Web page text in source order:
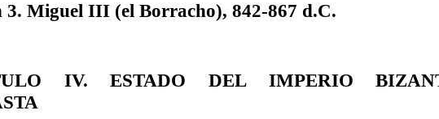
3. Miguel III (el Borracho), 842-867 d.C.
IV. ESTADO DEL IMPERIO